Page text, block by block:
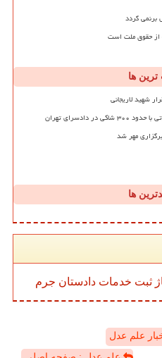
برنمی گردد
از حقوق ملت است
ها
شهید لاریجانی
تهران
مهر شد
ها
ثبت خدمات دادستان جرم
علم عدل